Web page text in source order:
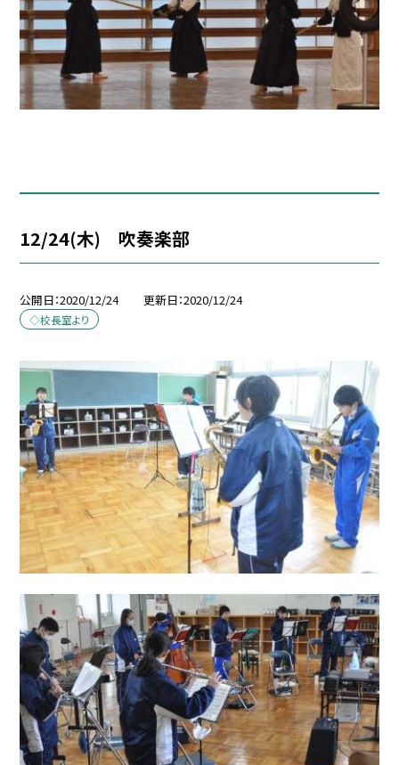
12/24(木) 吹奏楽部
公開日 2020/12/24 更新日 2020/12/24
◇校長室より